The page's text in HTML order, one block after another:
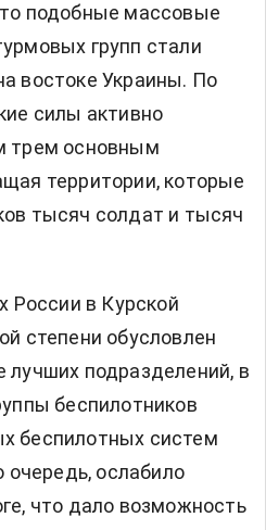
подобные массовые
групп стали
востоке Украины. По
силы активно
трем основным
территории, которые
тысяч солдат и тысяч
России в Курской
степени обусловлен
лучших подразделений, в
беспилотников
беспилотных систем
очередь, ослабило
что дало возможность